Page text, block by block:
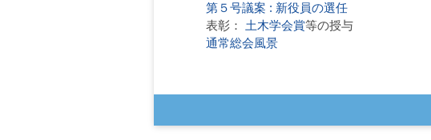
第５号議案 : 新役員の選任
表彰： 土木学会賞等の授与
通常総会風景